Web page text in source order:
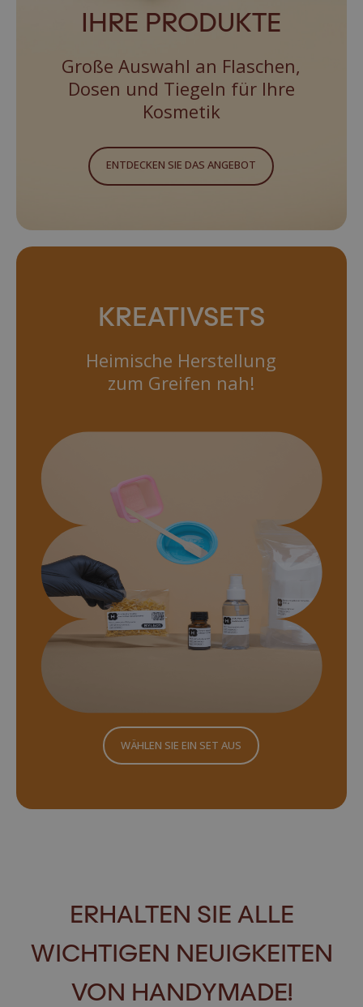
IHRE PRODUKTE
Große Auswahl an Flaschen,
Dosen und Tiegeln für Ihre
Kosmetik
ENTDECKEN SIE DAS ANGEBOT
KREATIVSETS
Heimische Herstellung
zum Greifen nah!
WÄHLEN SIE EIN SET AUS
ERHALTEN SIE ALLE
WICHTIGEN NEUIGKEITEN
VON HANDYMADE!